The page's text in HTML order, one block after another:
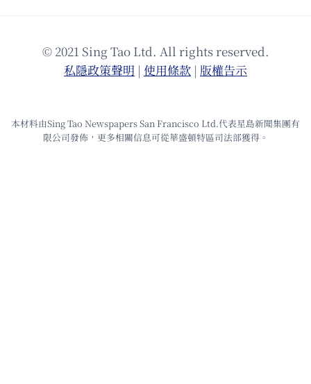
© 2021 Sing Tao Ltd. All rights reserved.
私隱政策聲明 | 使⽤條款 | 版權告⽰
本材料由Sing Tao Newspapers San Francisco Ltd.代表星島新聞集團有
限公司發佈，更多相關信息可從華盛頓特區司法部獲得。